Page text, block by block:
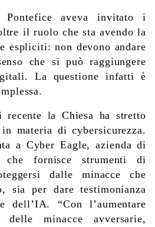
aveva invitato i
il ruolo che sta avendo la
espliciti: non devono andare
che si può raggiungere
La questione infatti è
recente la Chiesa ha stretto
materia di cybersicurezza.
a Cyber Eagle, azienda di
che fornisce strumenti di
dalle minacce che
sia per dare testimonianza
dell’IA. “Con l’aumentare
delle minacce avversarie,